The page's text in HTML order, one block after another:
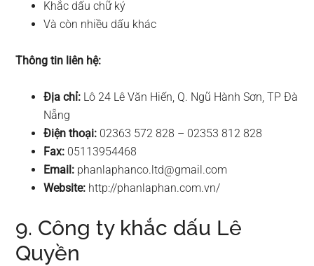
Khắc dấu chữ ký
Và còn nhiều dấu khác
Thông tin liên hệ:
Địa chỉ: Lô 24 Lê Văn Hiến, Q. Ngũ Hành Sơn, TP Đà
Nẵng
Điện thoại: 02363 572 828 – 02353 812 828
Fax: 05113954468
Email: phanlaphanco.ltd@gmail.com
Website: http://phanlaphan.com.vn/
9. Công ty khắc dấu Lê
Quyền